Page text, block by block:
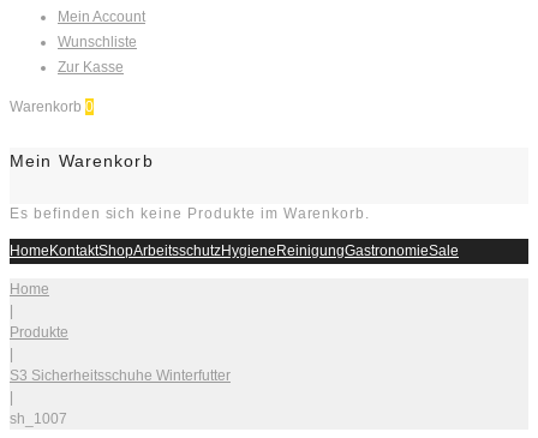
Mein Account
Wunschliste
Zur Kasse
Warenkorb 0
Mein Warenkorb
Es befinden sich keine Produkte im Warenkorb.
HomeKontaktShopArbeitsschutzHygieneReinigungGastronomieSale
Home
|
Produkte
|
S3 Sicherheitsschuhe Winterfutter
|
sh_1007